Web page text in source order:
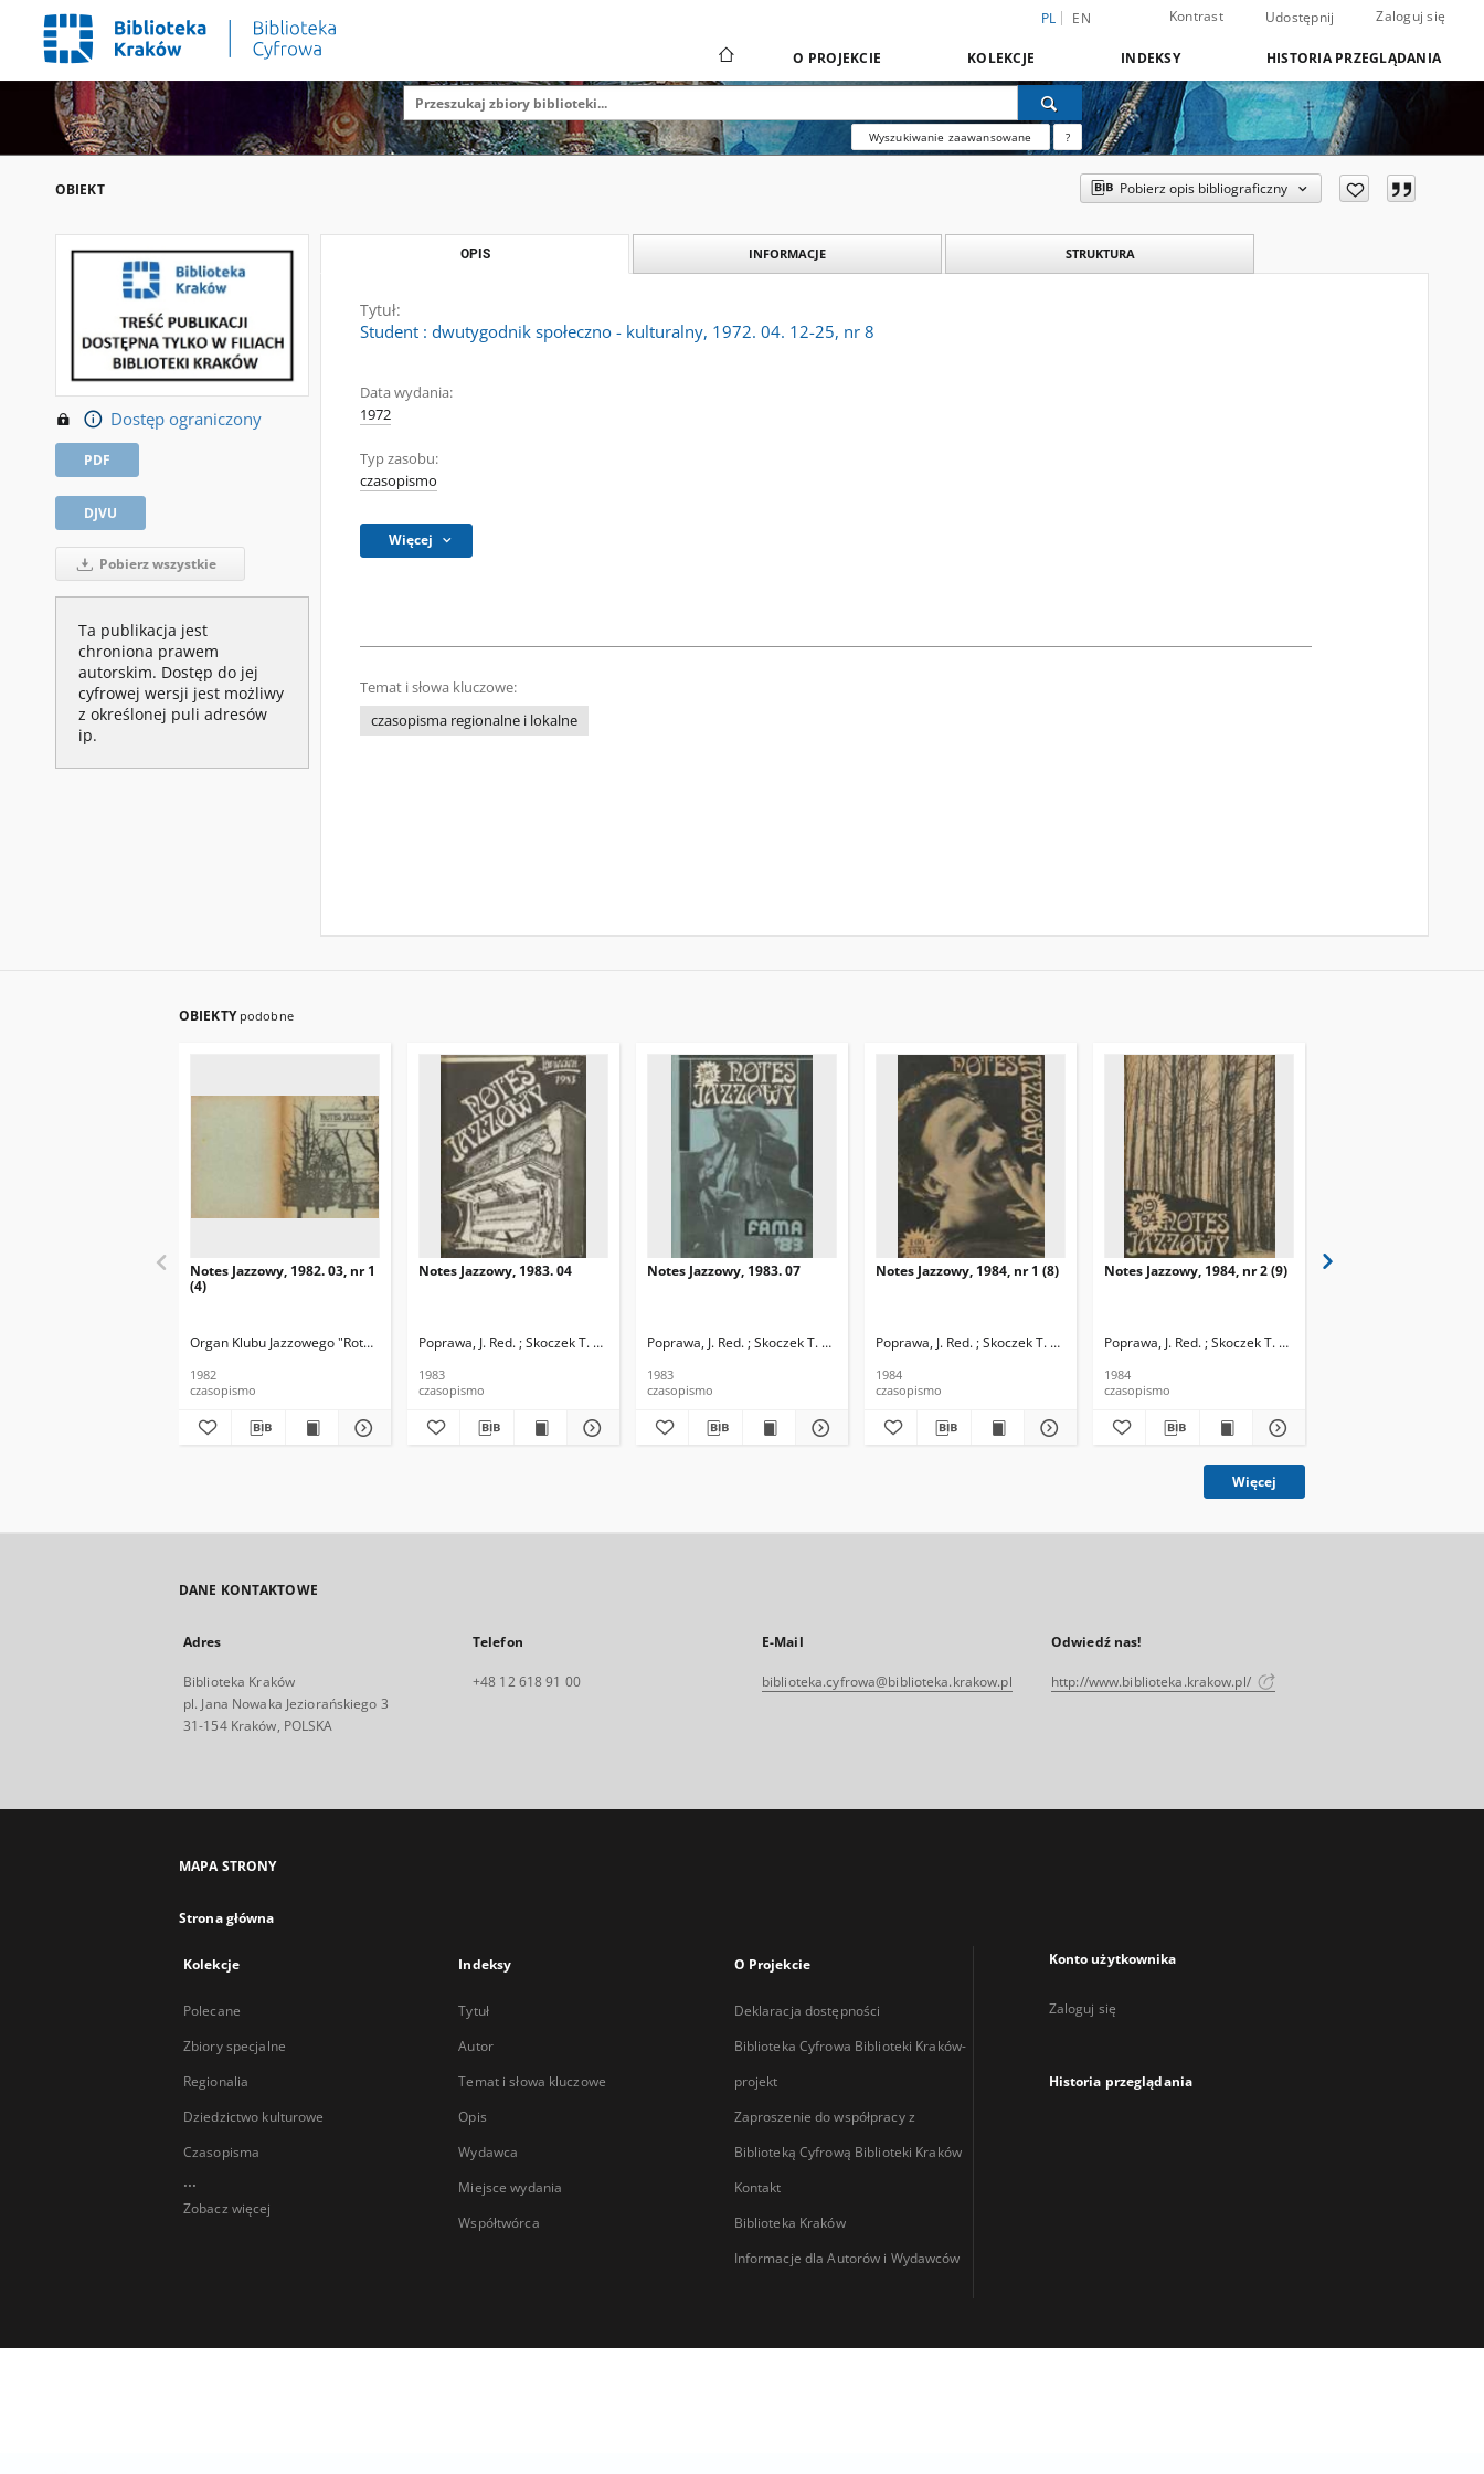
PL EN Kontrast Udostępnij Zaloguj się
O PROJEKCIE KOLEKCJE INDEKSY HISTORIA PRZEGLĄDANIA
Wyszukiwanie zaawansowane ?
OBIEKT Pobierz opis bibliograficzny
Dostęp ograniczony
PDF
DJVU
Pobierz wszystkie
Ta publikacja jest
chroniona prawem
autorskim. Dostęp do jej
cyfrowej wersji jest możliwy
z określonej puli adresów
ip.
OPIS INFORMACJE STRUKTURA
Tytuł:
Student : dwutygodnik społeczno - kulturalny, 1972. 04. 12-25, nr 8
Data wydania:
1972
Typ zasobu:
czasopismo
Więcej
Temat i słowa kluczowe:
czasopisma regionalne i lokalne
OBIEKTY podobne
Notes Jazzowy, 1982. 03, nr 1
(4)
Organ Klubu Jazzowego "Rotunda" Skoczek, T. Red.
1982
czasopismo
Notes Jazzowy, 1983. 04
Poprawa, J. Red. ; Skoczek T. Red.
1983
czasopismo
Notes Jazzowy, 1983. 07
Poprawa, J. Red. ; Skoczek T. Red.
1983
czasopismo
Notes Jazzowy, 1984, nr 1 (8)
Poprawa, J. Red. ; Skoczek T. Red.
1984
czasopismo
Notes Jazzowy, 1984, nr 2 (9)
Poprawa, J. Red. ; Skoczek T. Red.
1984
czasopismo
Więcej
DANE KONTAKTOWE
Adres
Biblioteka Kraków
pl. Jana Nowaka Jeziorańskiego 3
31-154 Kraków, POLSKA
Telefon
+48 12 618 91 00
E-Mail
biblioteka.cyfrowa@biblioteka.krakow.pl
Odwiedź nas!
http://www.biblioteka.krakow.pl/
MAPA STRONY
Strona główna
Kolekcje
Polecane
Zbiory specjalne
Regionalia
Dziedzictwo kulturowe
Czasopisma
...
Zobacz więcej
Indeksy
Tytuł
Autor
Temat i słowa kluczowe
Opis
Wydawca
Miejsce wydania
Współtwórca
O Projekcie
Deklaracja dostępności
Biblioteka Cyfrowa Biblioteki Kraków-
projekt
Zaproszenie do współpracy z
Biblioteką Cyfrową Biblioteki Kraków
Kontakt
Biblioteka Kraków
Informacje dla Autorów i Wydawców
Konto użytkownika
Zaloguj się
Historia przeglądania